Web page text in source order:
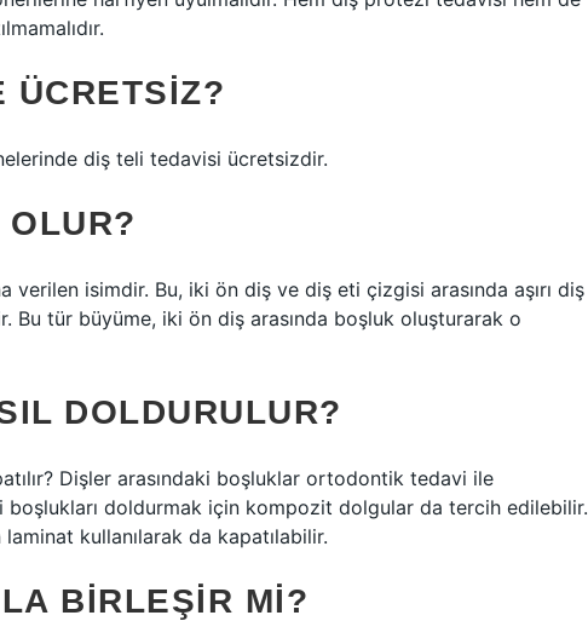
ÜCRETSIZ?
diş teli tedavisi ücretsizdir.
OLUR?
verilen isimdir. Bu, iki ön diş ve diş eti çizgisi arasında aşırı diş
Bu tür büyüme, iki ön diş arasında boşluk oluşturarak o
DOLDURULUR?
Dişler arasındaki boşluklar ortodontik tedavi ile
boşlukları doldurmak için kompozit dolgular da tercih edilebilir.
kullanılarak da kapatılabilir.
BIRLEŞIR MI?